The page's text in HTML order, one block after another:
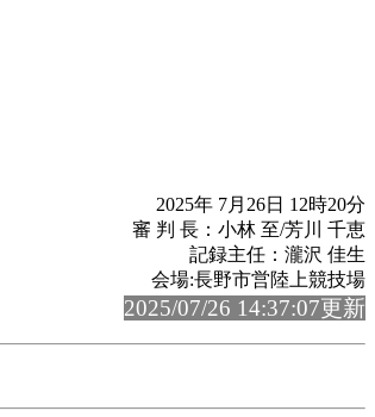
2025年 7月26日 12時20分
審 判 長：小林 至/芳川 千恵
記録主任：瀧沢 佳生
会場:長野市営陸上競技場
2025/07/26 14:37:07更新